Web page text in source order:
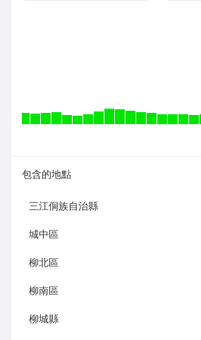
包含的地點
三江侗族自治縣
城中區
柳北區
柳南區
柳城縣